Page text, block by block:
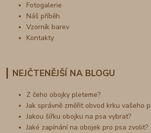
Fotogalerie
Náš příběh
Vzorník barev
Kontakty
NEJČTENĚJŠÍ NA BLOGU
Z čeho obojky pleteme?
Jak správně změřit obvod krku vašeho
Jakou šířku obojku na psa vybrat?
Jaké zapínání na obojek pro psa zvolit?